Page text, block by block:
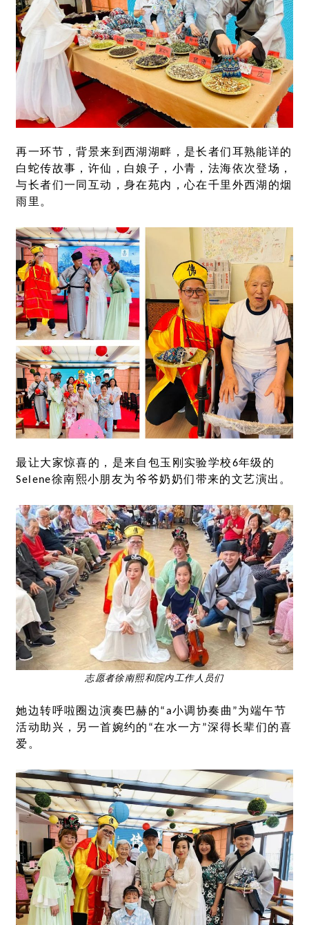
再一环节，背景来到西湖湖畔，是长者们耳熟能详的
白蛇传故事，许仙，白娘子，小青，法海依次登场，
与长者们一同互动，身在苑内，心在千里外西湖的烟
雨里。
最让大家惊喜的，是来自包玉刚实验学校6年级的
Selene徐南熙小朋友为爷爷奶奶们带来的文艺演出。
志愿者徐南熙和院内工作人员们
她边转呼啦圈边演奏巴赫的“a小调协奏曲”为端午节
活动助兴，另一首婉约的“在水一方”深得长辈们的喜
爱。